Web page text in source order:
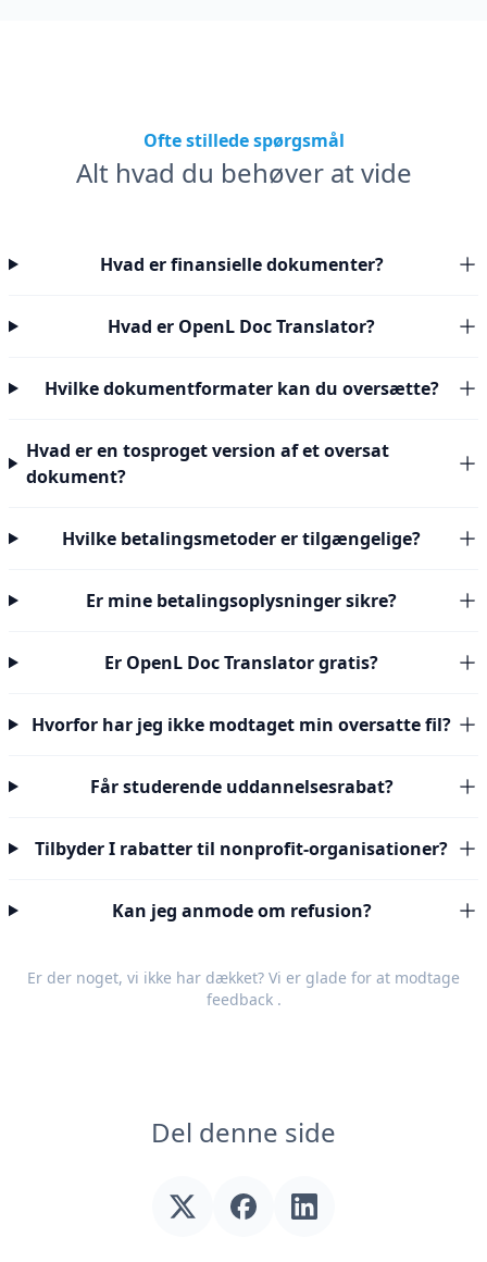
Ofte stillede spørgsmål
Alt hvad du behøver at vide
Hvad er finansielle dokumenter?
Hvad er OpenL Doc Translator?
Hvilke dokumentformater kan du oversætte?
Hvad er en tosproget version af et oversat
dokument?
Hvilke betalingsmetoder er tilgængelige?
Er mine betalingsoplysninger sikre?
Er OpenL Doc Translator gratis?
Hvorfor har jeg ikke modtaget min oversatte fil?
Får studerende uddannelsesrabat?
Tilbyder I rabatter til nonprofit-organisationer?
Kan jeg anmode om refusion?
Er der noget, vi ikke har dækket? Vi er glade for at modtage
feedback.
Del denne side